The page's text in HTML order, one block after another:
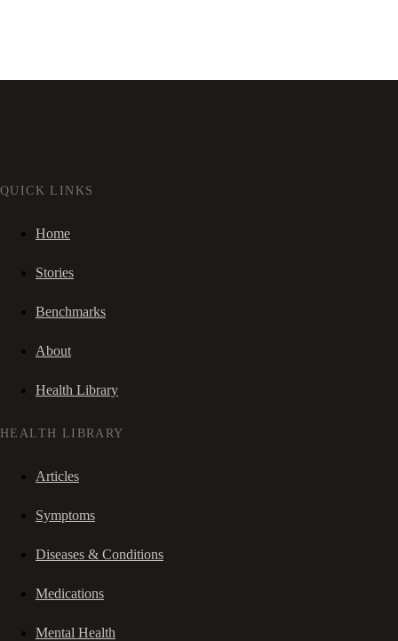
QUICK LINKS
Home
Stories
Benchmarks
About
Health Library
HEALTH LIBRARY
Articles
Symptoms
Diseases & Conditions
Medications
Mental Health